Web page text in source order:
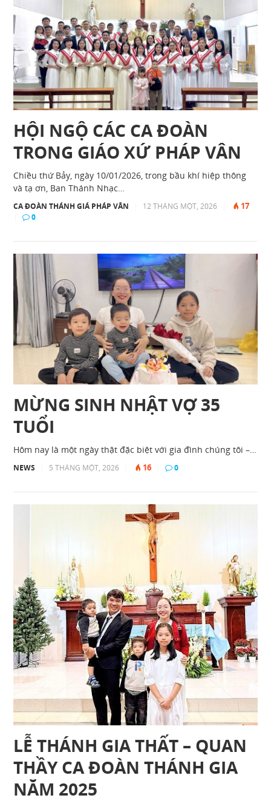
HỘI NGỘ CÁC CA ĐOÀN
TRONG GIÁO XỨ PHÁP VÂN
Chiều thứ Bảy, ngày 10/01/2026, trong bầu khí hiệp thông
và tạ ơn, Ban Thánh Nhạc…
CA ĐOÀN THÁNH GIÁ PHÁP VÂN 12 THÁNG MỘT, 2026 17
0
MỪNG SINH NHẬT VỢ 35
TUỔI
Hôm nay là một ngày thật đặc biệt với gia đình chúng tôi –…
NEWS 5 THÁNG MỘT, 2026 16 0
LỄ THÁNH GIA THẤT – QUAN
THẦY CA ĐOÀN THÁNH GIA
NĂM 2025